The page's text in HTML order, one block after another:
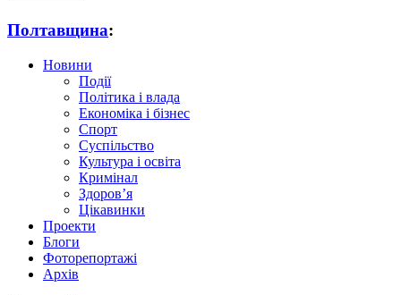
Полтавщина:
Новини
Події
Політика і влада
Економіка і бізнес
Спорт
Суспільство
Культура і освіта
Кримінал
Здоров’я
Цікавинки
Проекти
Блоги
Фоторепортажі
Архів